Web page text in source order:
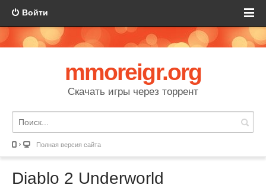
Войти
mmoreigr.org
Скачать игры через торрент
Полная версия сайта
Diablo 2 Underworld